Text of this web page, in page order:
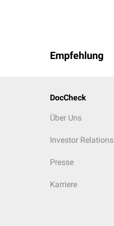
Empfehlung
DocCheck
Über Uns
Investor Relations
Presse
Karriere